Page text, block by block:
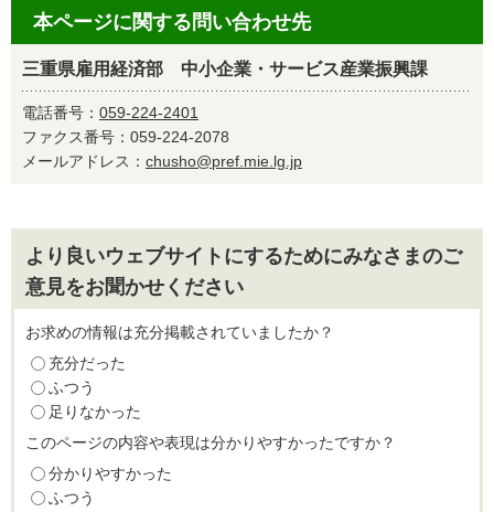
本ページに関する問い合わせ先
三重県雇用経済部 中小企業・サービス産業振興課
電話番号： 059-224-2401
ファクス番号：059-224-2078
メールアドレス： chusho@pref.mie.lg.jp
より良いウェブサイトにするためにみなさまのご
意見をお聞かせください
お求めの情報は充分掲載されていましたか？
充分だった
ふつう
足りなかった
このページの内容や表現は分かりやすかったですか？
分かりやすかった
ふつう